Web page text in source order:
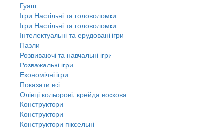
Гуаш
Ігри Настільні та головоломки
Ігри Настільні та головоломки
Інтелектуальні та ерудовані ігри
Пазли
Розвиваючі та навчальні ігри
Розважальні ігри
Економічні ігри
Показати всі
Олівці кольорові, крейда воскова
Конструктори
Конструктори
Конструктори піксельні